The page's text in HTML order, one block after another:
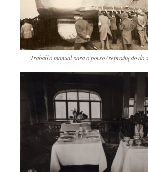
Trabalho manual para o pouso (reprodução